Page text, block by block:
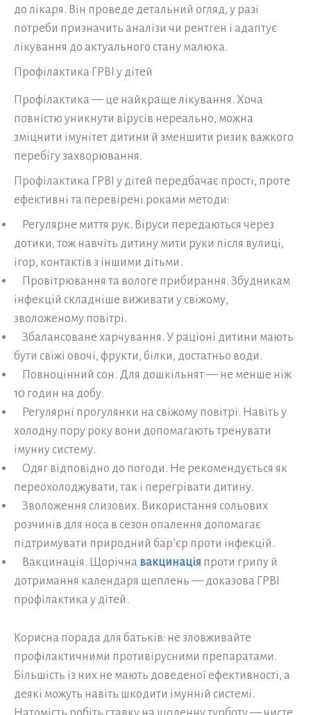
до лікаря. Він проведе детальний огляд, у разі
потреби призначить аналізи чи рентген і адаптує
лікування до актуального стану малюка.
Профілактика ГРВІ у дітей
Профілактика — це найкраще лікування. Хоча
повністю уникнути вірусів нереально, можна
зміцнити імунітет дитини й зменшити ризик важкого
перебігу захворювання.
Профілактика ГРВІ у дітей передбачає прості, проте
ефективні та перевірені роками методи:
Регулярне миття рук. Віруси передаються через
дотики, тож навчіть дитину мити руки після вулиці,
ігор, контактів з іншими дітьми.
Провітрювання та вологе прибирання. Збудникам
інфекцій складніше виживати у свіжому,
зволоженому повітрі.
Збалансоване харчування. У раціоні дитини мають
бути свіжі овочі, фрукти, білки, достатньо води.
Повноцінний сон. Для дошкільнят — не менше ніж
10 годин на добу.
Регулярні прогулянки на свіжому повітрі. Навіть у
холодну пору року вони допомагають тренувати
імунну систему.
Одяг відповідно до погоди. Не рекомендується як
переохолоджувати, так і перегрівати дитину.
Зволоження слизових. Використання сольових
розчинів для носа в сезон опалення допомагає
підтримувати природний бар’єр проти інфекцій.
Вакцинація. Щорічна вакцинація проти грипу й
дотримання календаря щеплень — доказова ГРВІ
профілактика у дітей.
Корисна порада для батьків: не зловживайте
профілактичними противірусними препаратами.
Більшість із них не мають доведеної ефективності, а
деякі можуть навіть шкодити імунній системі.
Натомість робіть ставку на щоденну турботу — чисте